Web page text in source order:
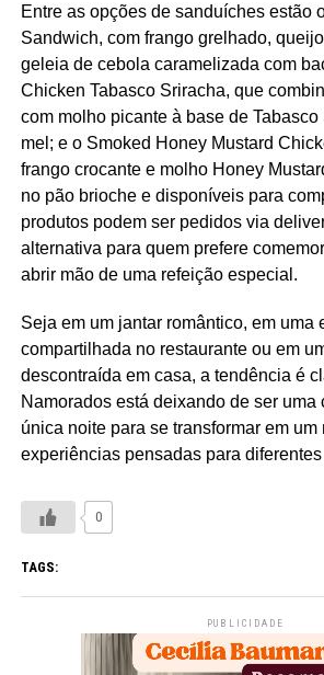
Entre as opções de sanduíches estão
Sandwich, com frango grelhado,
geleia de cebola caramelizada com
Chicken Tabasco Sriracha, que
com molho picante à base de
mel; e o Smoked Honey Mustard
frango crocante e molho Honey
no pão brioche e disponíveis para
produtos podem ser pedidos via
alternativa para quem prefere
abrir mão de uma refeição especial.
Seja em um jantar romântico, em uma
compartilhada no restaurante ou em
descontraída em casa, a tendência é
Namorados está deixando de ser uma
única noite para se transformar em um
experiências pensadas para
0
TAGS:
PUBLICIDADE